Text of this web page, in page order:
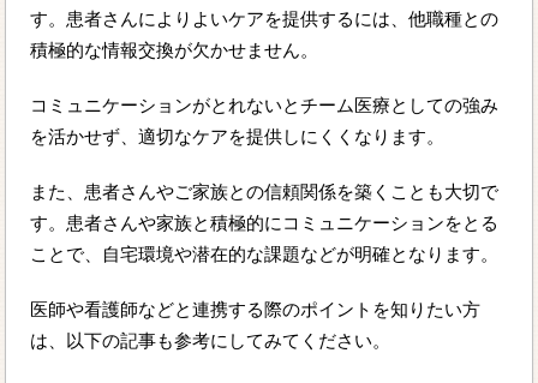
す。患者さんによりよいケアを提供するには、他職種との
積極的な情報交換が欠かせません。
コミュニケーションがとれないとチーム医療としての強み
を活かせず、適切なケアを提供しにくくなります。
また、患者さんやご家族との信頼関係を築くことも大切で
す。患者さんや家族と積極的にコミュニケーションをとる
ことで、自宅環境や潜在的な課題などが明確となります。
医師や看護師などと連携する際のポイントを知りたい方
は、以下の記事も参考にしてみてください。